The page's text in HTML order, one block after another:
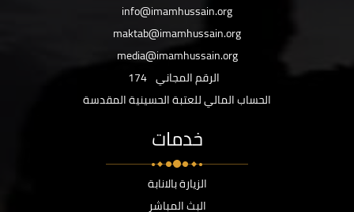
info@imamhussain.org
maktab@imamhussain.org
media@imamhussain.org
الرقم المجاني 174
الحساب المالي للعتبة الحسينية المقدسة
خدمات
الزيارة بالانابة
البث المباشر